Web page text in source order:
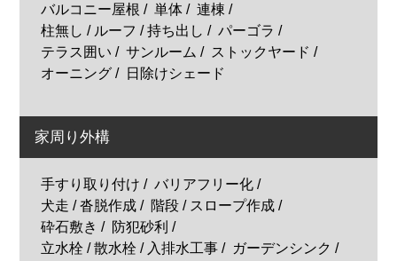
バルコニー屋根 単体
連棟
柱無し / ルーフ / 持ち出し
パーゴラ
テラス囲い
サンルーム
ストックヤード
オーニング
日除けシェード
家周り外構
手すり取り付け
バリアフリー化
犬走 / 沓脱作成
階段 / スロープ作成
砕石敷き
防犯砂利
立水栓 / 散水栓 / 入排水工事
ガーデンシンク